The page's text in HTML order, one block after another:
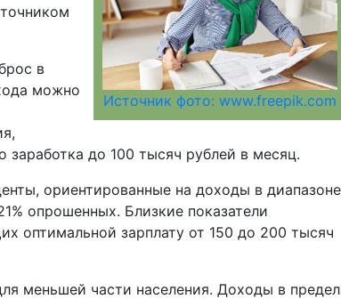
Источник фото: www.freepik.com
в
можно
до 100 тысяч рублей в месяц.
ориентированные на доходы в
опрошенных. Близкие показатели
оптимальной зарплату от 150 до 200 тысяч
меньшей части населения. Доходы в